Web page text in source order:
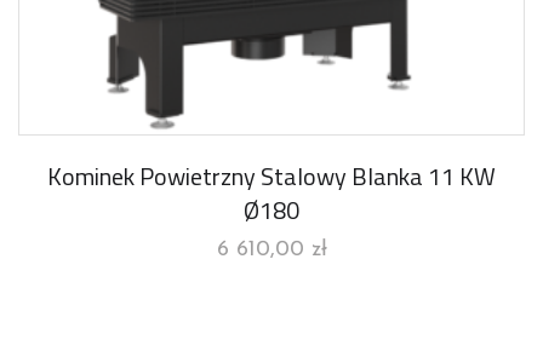
Kominek Powietrzny Stalowy Blanka 11 KW
Ø180
6 610,00 zł